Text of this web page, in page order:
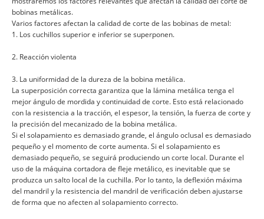
bobinas metálicas.
Varios factores afectan la calidad de corte de las bobinas de metal:
1. Los cuchillos superior e inferior se superponen.
2. Reacción violenta
3. La uniformidad de la dureza de la bobina metálica.
La superposición correcta garantiza que la lámina metálica tenga el
mejor ángulo de mordida y continuidad de corte. Esto está relacionado
con la resistencia a la tracción, el espesor, la tensión, la fuerza de corte y
la precisión del mecanizado de la bobina metálica.
Si el solapamiento es demasiado grande, el ángulo oclusal es demasiado
pequeño y el momento de corte aumenta. Si el solapamiento es
demasiado pequeño, se seguirá produciendo un corte local. Durante el
uso de la máquina cortadora de fleje metálico, es inevitable que se
produzca un salto local de la cuchilla. Por lo tanto, la deflexión máxima
del mandril y la resistencia del mandril de verificación deben ajustarse
de forma que no afecten al solapamiento correcto.